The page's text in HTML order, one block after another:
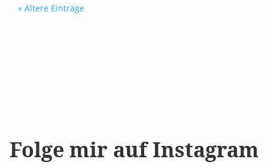
« Ältere Einträge
Folge mir auf Instagram